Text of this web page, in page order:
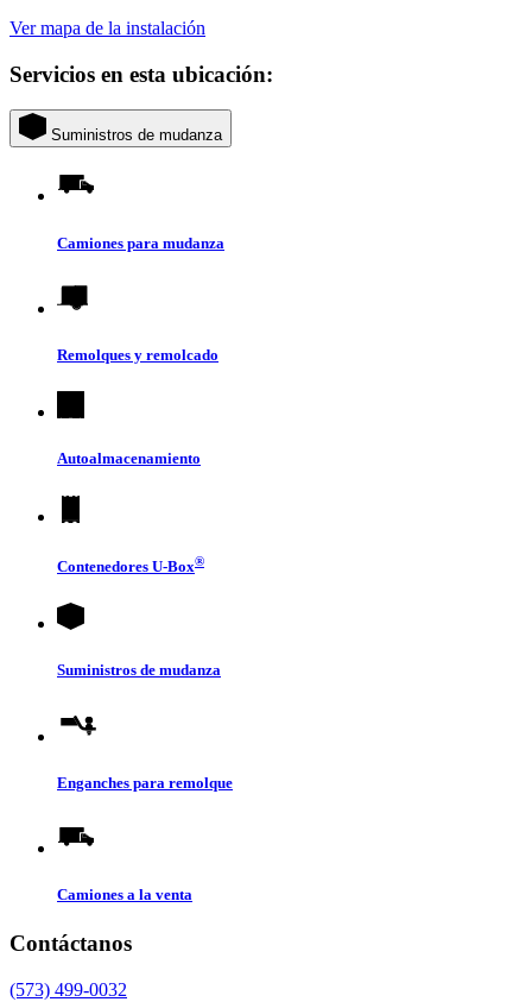
Ver mapa de la instalación
Servicios en esta ubicación:
Suministros de mudanza
Camiones para mudanza
Remolques y remolcado
Autoalmacenamiento
Contenedores U-Box®
Suministros de mudanza
Enganches para remolque
Camiones a la venta
Contáctanos
(573) 499-0032